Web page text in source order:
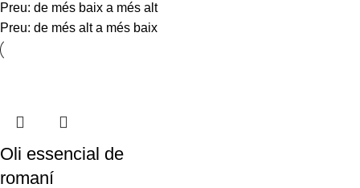
Preu: de més baix a més alt
Preu: de més alt a més baix
Oli essencial de
romaní